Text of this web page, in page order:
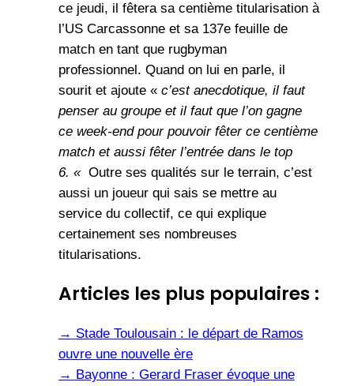
ce jeudi, il fêtera sa centième titularisation à
l’US Carcassonne et sa 137e feuille de
match en tant que rugbyman
professionnel. Quand on lui en parle, il
sourit et ajoute « c’est anecdotique, il faut
penser au groupe et il faut que l’on gagne
ce week-end pour pouvoir fêter ce centième
match et aussi fêter l’entrée dans le top
6. « Outre ses qualités sur le terrain, c’est
aussi un joueur qui sais se mettre au
service du collectif, ce qui explique
certainement ses nombreuses
titularisations.
Articles les plus populaires :
→ Stade Toulousain : le départ de Ramos
ouvre une nouvelle ère
→ Bayonne : Gerard Fraser évoque une